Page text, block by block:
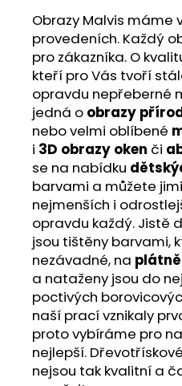
Obrazy Malvis máme
provedeních. Každý
pro zákazníka. O
kteří pro Vás tvoří
opravdu nepřeberné
jedná o obrazy
nebo velmi oblíbené
i 3D obrazy oken či
se na nabídku
barvami a můžete
nejmenších i
opravdu každý. Jistě
jsou tištěny barvami,
nezávadné, na
a nataženy jsou do
poctivých
naší prací vznikaly
proto vybíráme pro
nejlepší.
nejsou tak kvalitní a